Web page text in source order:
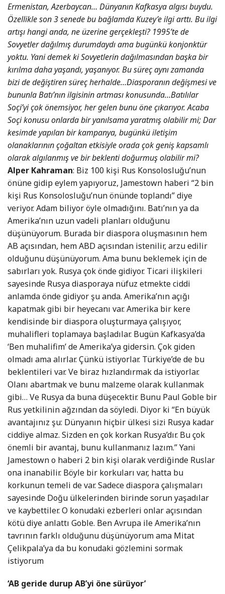
Ermenistan, Azerbaycan… Dünyanın Kafkasya algısı buydu.
Özellikle son 3 senede bu bağlamda Kuzey’e ilgi arttı. Bu ilgi
artışı hangi anda, ne üzerine gerçekleşti? 1995’te de
Sovyetler dağılmış durumdaydı ama bugünkü konjonktür
yoktu. Yani demek ki Sovyetlerin dağılmasından başka bir
kırılma daha yaşandı, yaşanıyor. Bu süreç aynı zamanda
bizi de değiştiren süreç herhalde…Diasporanın değişmesi ve
bununla Batı’nın ilgisinin artması konusunda…Batılılar
Soçi’yi çok önemsiyor, her gelen bunu öne çıkarıyor. Acaba
Soçi konusu onlarda bir yanılsama yaratmış olabilir mi; Dar
kesimde yapılan bir kampanya, bugünkü iletişim
olanaklarının çoğaltan etkisiyle orada çok geniş kapsamlı
olarak algılanmış ve bir beklenti doğurmuş olabilir mi?
Alper Kahraman: Biz 100 kişi Rus Konsolosluğu’nun
önüne gidip eylem yapıyoruz, Jamestown haberi “2 bin
kişi Rus Konsolosluğu’nun önünde toplandı” diye
veriyor. Adam biliyor öyle olmadığını. Batı’nın ya da
Amerika’nın uzun vadeli planları olduğunu
düşünüyorum. Burada bir diaspora oluşmasının hem
AB açısından, hem ABD açısından istenilir, arzu edilir
olduğunu düşünüyorum. Ama bunu beklemek için de
sabırları yok. Rusya çok önde gidiyor. Ticari ilişkileri
sayesinde Rusya diasporaya nüfuz etmekte ciddi
anlamda önde gidiyor şu anda. Amerika’nın açığı
kapatmak gibi bir heyecanı var. Amerika bir kere
kendisinde bir diaspora oluşturmaya çalışıyor,
muhalifleri toplamaya başladılar. Bugün Kafkasya’da
‘Ben muhalifim’ de Amerika’ya gidersin. Çok giden
olmadı ama alırlar. Çünkü istiyorlar. Türkiye’de de bu
beklentileri var. Ve biraz hızlandırmak da istiyorlar.
Olanı abartmak ve bunu malzeme olarak kullanmak
gibi… Ve Rusya da buna düşecektir. Bunu Paul Goble bir
Rus yetkilinin ağzından da söyledi. Diyor ki “En büyük
avantajınız şu: Dünyanın hiçbir ülkesi sizi Rusya kadar
ciddiye almaz. Sizden en çok korkan Rusya’dır. Bu çok
önemli bir avantaj, bunu kullanmanız lazım.” Yani
Jamestown o haberi 2 bin kişi olarak verdiğinde Ruslar
ona inanabilir. Böyle bir korkuları var, hatta bu
korkunun temeli de var. Sadece diaspora çalışmaları
sayesinde Doğu ülkelerinden birinde sorun yaşadılar
ve kaybettiler. O konudaki ezberleri onlar açısından
kötü diye anlattı Goble. Ben Avrupa ile Amerika’nın
tavrının farklı olduğunu düşünüyorum ama Mitat
Çelikpala’ya da bu konudaki gözlemini sormak
istiyorum
‘AB geride durup AB’yi öne sürüyor’